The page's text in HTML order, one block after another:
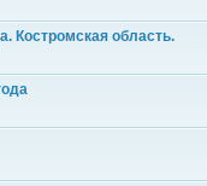
Костромская область.